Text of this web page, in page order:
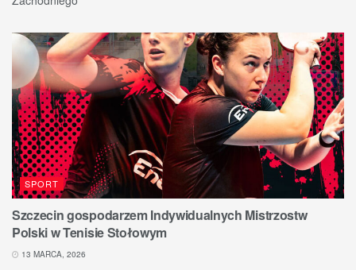
SPORT
Szczecin gospodarzem Indywidualnych Mistrzostw
Polski w Tenisie Stołowym
13 MARCA, 2026